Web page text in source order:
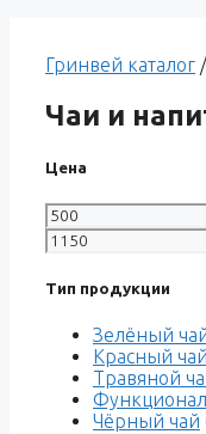
Гринвей каталог /
Чаи и
Цена
Тип продукции
Зелёный
Красный чай
Травяной
Чёрный чай